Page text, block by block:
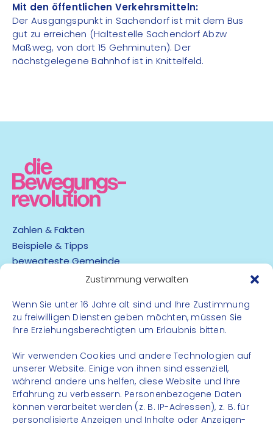
Zustimmung verwalten
Wenn Sie unter 16 Jahre alt sind und Ihre Zustimmung
zu freiwilligen Diensten geben möchten, müssen Sie
Ihre Erziehungsberechtigten um Erlaubnis bitten.
Wir verwenden Cookies und andere Technologien auf
unserer Website. Einige von ihnen sind essenziell,
während andere uns helfen, diese Website und Ihre
Erfahrung zu verbessern. Personenbezogene Daten
können verarbeitet werden (z. B. IP-Adressen), z. B. für
personalisierte Anzeigen und Inhalte oder Anzeigen-
Mit den öffentlichen Verkehrsmitteln:
Der Ausgangspunkt in Sachendorf ist mit dem Bus
gut zu erreichen (Haltestelle Sachendorf Abzw
Maßweg, von dort 15 Gehminuten). Der
nächstgelegene Bahnhof ist in Knittelfeld.
Zahlen & Fakten
Beispiele & Tipps
bewegteste Gemeinde
Barrierefreiheit
Datenschutz
Impressum
Kontakt
FOLGE UNS
Instagram